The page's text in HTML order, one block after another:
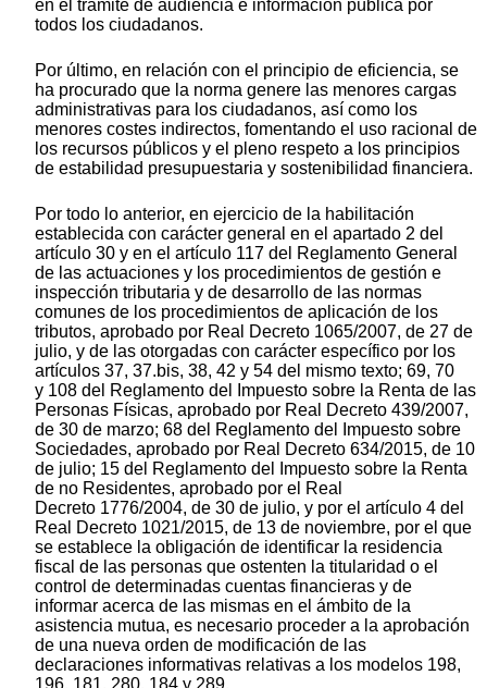
en el trámite de audiencia e información pública por
todos los ciudadanos.
Por último, en relación con el principio de eficiencia, se
ha procurado que la norma genere las menores cargas
administrativas para los ciudadanos, así como los
menores costes indirectos, fomentando el uso racional de
los recursos públicos y el pleno respeto a los principios
de estabilidad presupuestaria y sostenibilidad financiera.
Por todo lo anterior, en ejercicio de la habilitación
establecida con carácter general en el apartado 2 del
artículo 30 y en el artículo 117 del Reglamento General
de las actuaciones y los procedimientos de gestión e
inspección tributaria y de desarrollo de las normas
comunes de los procedimientos de aplicación de los
tributos, aprobado por Real Decreto 1065/2007, de 27 de
julio, y de las otorgadas con carácter específico por los
artículos 37, 37.bis, 38, 42 y 54 del mismo texto; 69, 70
y 108 del Reglamento del Impuesto sobre la Renta de las
Personas Físicas, aprobado por Real Decreto 439/2007,
de 30 de marzo; 68 del Reglamento del Impuesto sobre
Sociedades, aprobado por Real Decreto 634/2015, de 10
de julio; 15 del Reglamento del Impuesto sobre la Renta
de no Residentes, aprobado por el Real
Decreto 1776/2004, de 30 de julio, y por el artículo 4 del
Real Decreto 1021/2015, de 13 de noviembre, por el que
se establece la obligación de identificar la residencia
fiscal de las personas que ostenten la titularidad o el
control de determinadas cuentas financieras y de
informar acerca de las mismas en el ámbito de la
asistencia mutua, es necesario proceder a la aprobación
de una nueva orden de modificación de las
declaraciones informativas relativas a los modelos 198,